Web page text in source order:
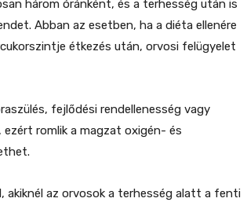
három óránként, és a terhesség után is
Abban az esetben, ha a diéta ellenére
étkezés után, orvosi felügyelet
fejlődési rendellenesség vagy
ezért romlik a magzat oxigén- és
az orvosok a terhesség alatt a fenti